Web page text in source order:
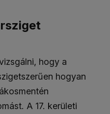
hogy a
hogyan
A 17. kerületi